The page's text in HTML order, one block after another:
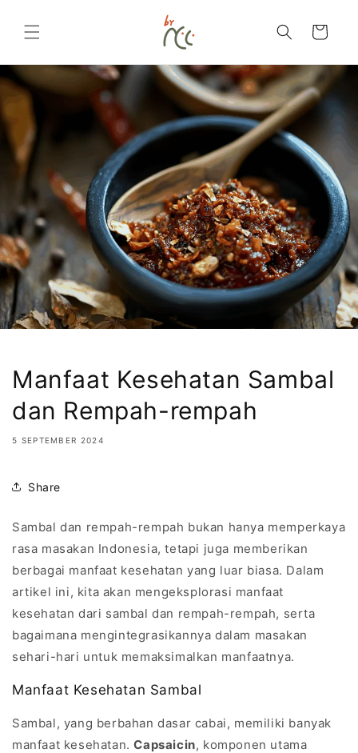
konten
Keranjang
Manfaat Kesehatan Sambal
dan Rempah-rempah
5 SEPTEMBER 2024
Share
Sambal dan rempah-rempah bukan hanya memperkaya
rasa masakan Indonesia, tetapi juga memberikan
berbagai manfaat kesehatan yang luar biasa. Dalam
artikel ini, kita akan mengeksplorasi manfaat
kesehatan dari sambal dan rempah-rempah, serta
bagaimana mengintegrasikannya dalam masakan
sehari-hari untuk memaksimalkan manfaatnya.
Manfaat Kesehatan Sambal
Sambal, yang berbahan dasar cabai, memiliki banyak
manfaat kesehatan.Capsaicin, komponen utama